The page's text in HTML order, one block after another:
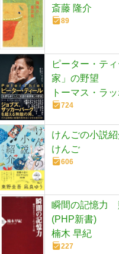
斎藤 隆介
89
ピーター・テ
家」の野望
トーマス・ラ
724
けんごの小説
けんご
606
瞬間の記憶力
(PHP新書)
楠木 早紀
227